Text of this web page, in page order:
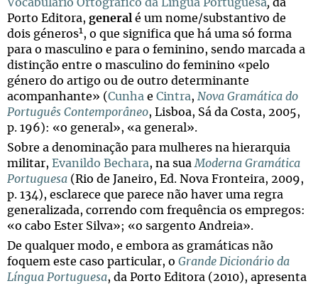
Vocabulário Ortográfico da Língua Portuguesa, da
Porto Editora, general
é um nome/substantivo de
dois géneros1 , o que significa que há uma só forma
para o masculino e para o feminino, sendo marcada a
distinção entre o masculino do feminino «pelo
género do artigo ou de outro determinante
acompanhante» (Cunha e Cintra, Nova Gramática do
Português Contemporâneo, Lisboa, Sá da Costa, 2005,
p. 196): «o general», «a general».
Sobre a denominação para mulheres na hierarquia
militar, Evanildo Bechara, na sua Moderna Gramática
Portuguesa (Rio de Janeiro, Ed. Nova Fronteira, 2009,
p. 134), esclarece que parece não haver uma regra
generalizada, correndo com frequência os empregos:
«o cabo Ester Silva»; «o sargento Andreia».
De qualquer modo, e embora as gramáticas não
foquem este caso particular, o Grande Dicionário da
Língua Portuguesa, da Porto Editora (2010), apresenta